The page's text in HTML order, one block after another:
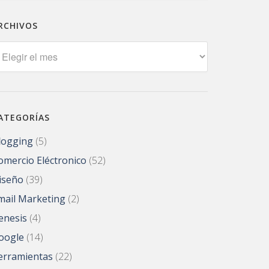
(5)
Eléctronico (52)
(39)
Marketing (2)
(4)
(14)
(22)